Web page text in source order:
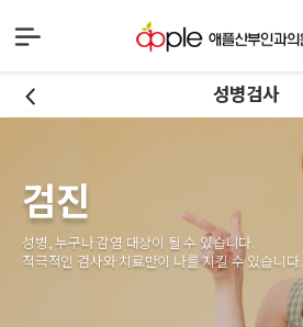
성병검사
검진
성병, 누구나 감염 대상이 될 수 있습니다.
적극적인 검사와 치료만이 나를 지킬 수 있습니다.